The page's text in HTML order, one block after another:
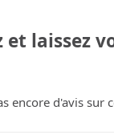
et laissez
encore d'avis sur